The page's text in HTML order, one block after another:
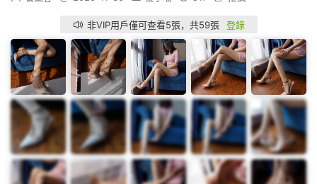
非VIP用戶僅可查看5張，共59張 登錄